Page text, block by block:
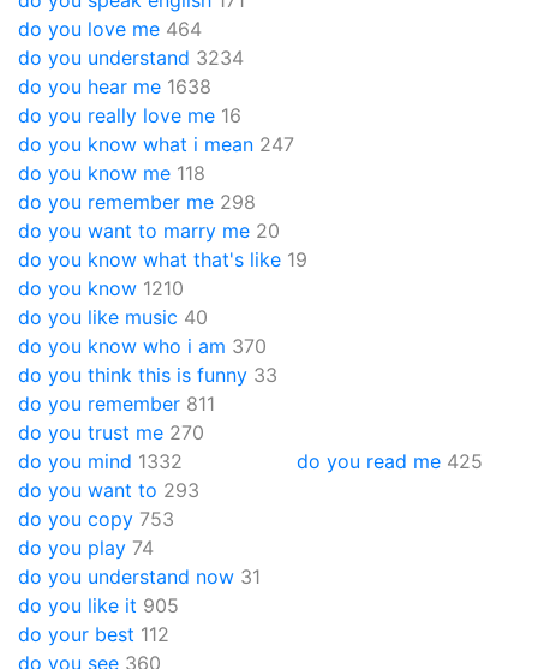
do you love me 464
do you understand 3234
do you hear me 1638
do you really love me 16
do you know what i mean 247
do you know me 118
do you remember me 298
do you want to marry me 20
do you know what that's like 19
do you know 1210
do you like music 40
do you know who i am 370
do you think this is funny 33
do you remember 811
do you trust me 270
do you mind 1332
do you want to 293
do you copy 753
do you play 74
do you understand now 31
do you like it 905
do your best 112
do you see 360
do you read me 425